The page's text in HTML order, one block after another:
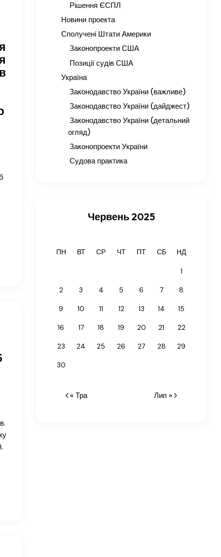
Рішення ЄСПЛ
Новини проекта
Сполучені Штати Америки
Законопроекти США
Позиції судів США
Україна
Законодавство України (важливе)
Законодавство України (дайджест)
Законодавство України (детальний
огляд)
Законопроекти України
Судова практика
Червень 2025
ПН ВТ СР ЧТ ПТ СБ НД
1
2 3 4 5 6 7 8
9 10 11 12 13 14 15
16 17 18 19 20 21 22
23 24 25 26 27 28 29
30
« Тра Лип »